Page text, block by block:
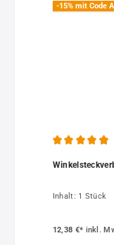
-15% mit Code
Inhalt: 1 Stück
12,38 €* inkl.